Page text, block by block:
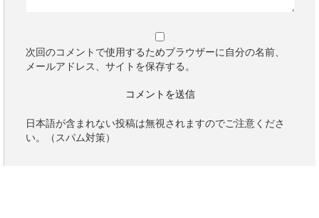
次回のコメントで使用するためブラウザーに自分の名前、
メールアドレス、サイトを保存する。
日本語が含まれない投稿は無視されますのでご注意くださ
い。（スパム対策）